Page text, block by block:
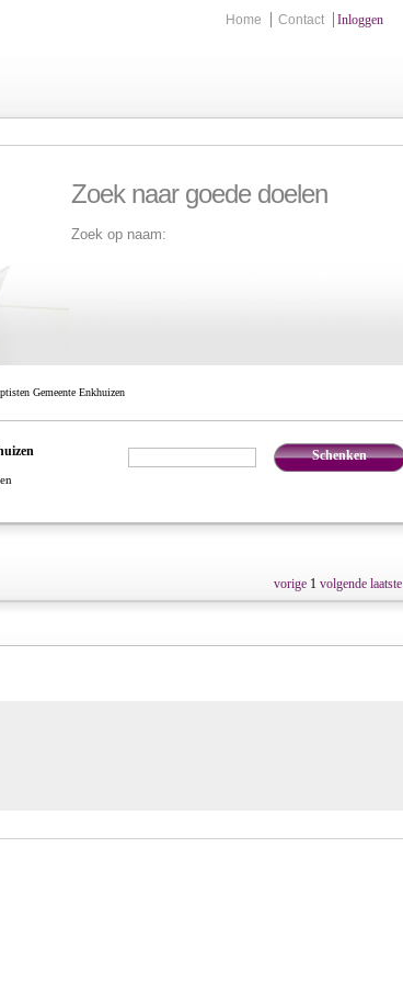
Home Contact Inloggen
Zoek naar goede doelen
Zoek op naam:
Gemeente Enkhuizen
Schenken
vorige 1 volgende laatste